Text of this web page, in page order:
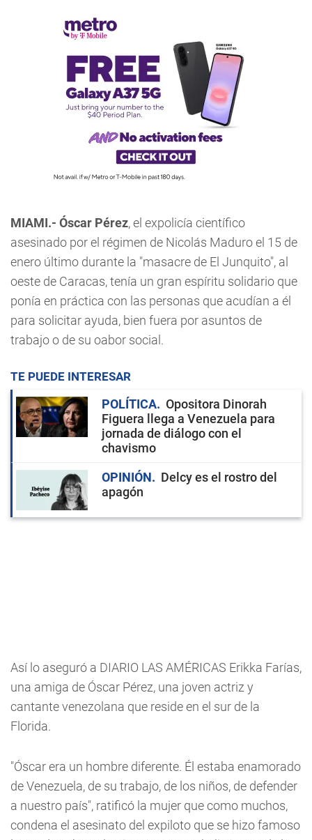
MIAMI.- Óscar Pérez, el expolicía científico
asesinado por el régimen de Nicolás Maduro el 15 de
enero último durante la "masacre de El Junquito", al
oeste de Caracas, tenía un gran espíritu solidario que
ponía en práctica con las personas que acudían a él
para solicitar ayuda, bien fuera por asuntos de
trabajo o de su oabor social.
TE PUEDE INTERESAR
POLÍTICA
Opositora Dinorah
Figuera llega a Venezuela para
jornada de diálogo con el
chavismo
OPINIÓN
Delcy es el rostro del
apagón
Así lo aseguró a DIARIO LAS AMÉRICAS Erikka Farías,
una amiga de Óscar Pérez, una joven actriz y
cantante venezolana que reside en el sur de la
Florida.
"Óscar era un hombre diferente. Él estaba enamorado
de Venezuela, de su trabajo, de los niños, de defender
a nuestro país", ratificó la mujer que como muchos,
condena el asesinato del expiloto que se hizo famoso